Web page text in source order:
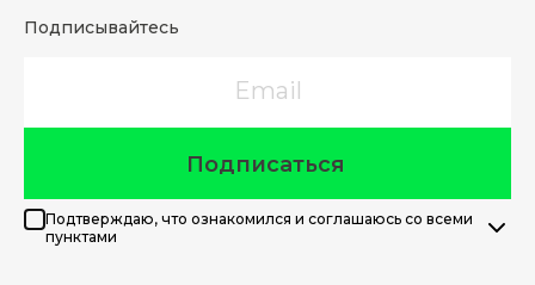
Подписывайтесь
Подписаться
Подтверждаю, что ознакомился и соглашаюсь со всеми
пунктами